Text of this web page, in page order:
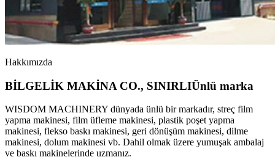
Hakkımızda
BİLGELİK MAKİNA CO., SINIRLIÜnlü marka
WISDOM MACHINERY dünyada ünlü bir markadır, streç film
yapma makinesi, film üfleme makinesi, plastik poşet yapma
makinesi, flekso baskı makinesi, geri dönüşüm makinesi, dilme
makinesi, dolum makinesi vb. Dahil olmak üzere yumuşak ambalaj
ve baskı makinelerinde uzmanız.